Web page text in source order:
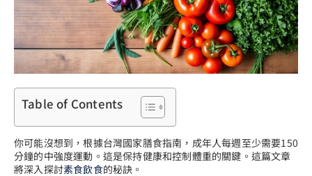
Table of Contents
你可能沒想到，根據台灣國家膳食指南，成年人每週至少需要150
分鐘的中強度運動。這是保持健康和控制體重的關鍵。這篇文章
將深入探討素食飲食的秘訣。